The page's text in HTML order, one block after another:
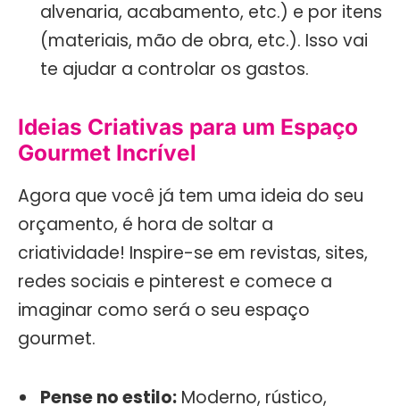
alvenaria, acabamento, etc.) e por itens
(materiais, mão de obra, etc.). Isso vai
te ajudar a controlar os gastos.
Ideias Criativas para um Espaço
Gourmet Incrível
Agora que você já tem uma ideia do seu
orçamento, é hora de soltar a
criatividade! Inspire-se em revistas, sites,
redes sociais e pinterest e comece a
imaginar como será o seu espaço
gourmet.
Pense no estilo: Moderno, rústico,